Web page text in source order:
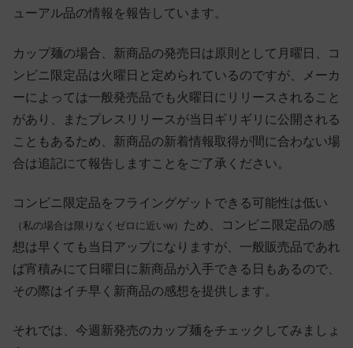
ューアル品の情報を報告しています。
カップ麺の場合、新商品の発売日は原則として月曜日、コ
ンビニ限定品は火曜日と定められているのですが、メーカ
ーによっては一般発売品でも火曜日にリリースされること
があり、またプレスリリースが当日ギリギリに公開される
こともあるため、新商品の新着情報取得が間に合わない場
合は追記にて報告しますことをご了承ください。
コンビニ限定品をフライングゲットできる可能性は低い
（私の場合は限りなくゼロに近いw） ため、コンビニ限定品の感
想は早くても当日アップになりますが、一般販売品であれ
ば宵積みにて日曜日に新商品が入手できる日もあるので、
その際はイチ早く新商品の感想を提供します。
それでは、今週新発売のカップ麺をチェックしてみましょ